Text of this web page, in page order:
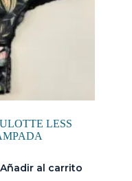
LESS
Añadir al carrito